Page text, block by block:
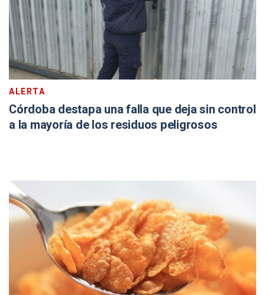
ALERTA
Córdoba destapa una falla que deja sin control
a la mayoría de los residuos peligrosos